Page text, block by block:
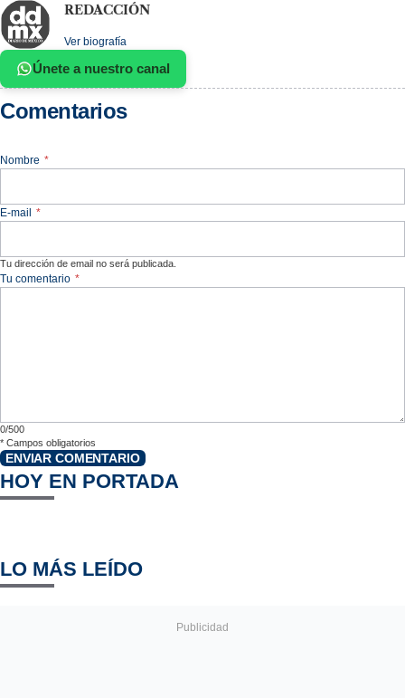
REDACCIÓN
Ver biografía
Únete a nuestro canal
Comentarios
Nombre *
E-mail *
Tu dirección de email no será publicada.
Tu comentario *
0/500
* Campos obligatorios
ENVIAR COMENTARIO
HOY EN PORTADA
LO MÁS LEÍDO